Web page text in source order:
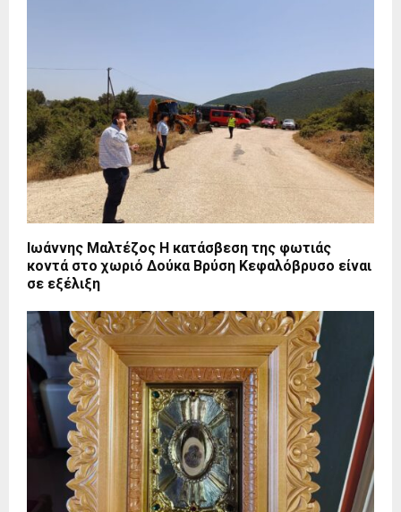
Ιωάννης Μαλτέζος Η κατάσβεση της φωτιάς
κοντά στο χωριό Δούκα Βρύση Κεφαλόβρυσο είναι
σε εξέλιξη